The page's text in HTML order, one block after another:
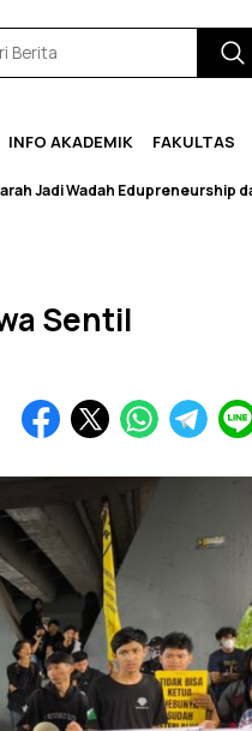
INFO AKADEMIK FAKULTAS
Edupreneurship dan Wisata
Sentil